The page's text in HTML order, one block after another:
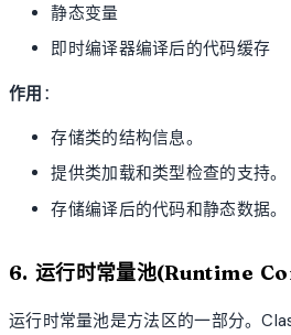
静态变量
即时编译器编译后的代码缓存
作用 ：
存储类的结构信息。
提供类加载和类型检查的支持。
存储编译后的代码和静态数据。
6. 运行时常量池(Runtime
运行时常量池是方法区的一部分。